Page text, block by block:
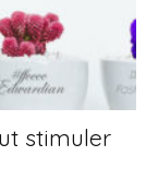
stimuler